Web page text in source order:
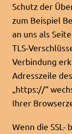
Schutz der
zum Beispiel
an uns als
TLS-
Verbindung
Adresszeile
„https://“
Ihrer
Wenn die SSL-